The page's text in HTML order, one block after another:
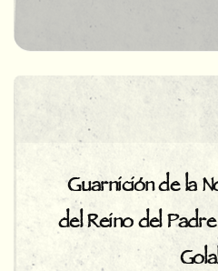
Guarnición de la
del Reino del